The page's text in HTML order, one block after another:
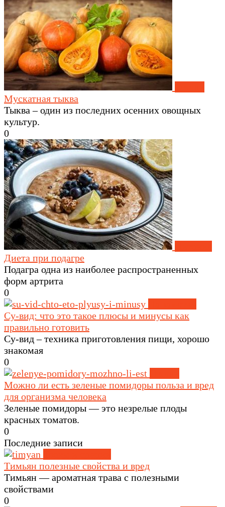
Мускатная тыква
Тыква – один из последних осенних овощных
культур.
0
Диета при подагре
Подагра одна из наиболее распространенных
форм артрита
0
Су-вид: что это такое плюсы и минусы как
правильно готовить
Су-вид – техника приготовления пищи, хорошо
знакомая
0
Можно ли есть зеленые помидоры польза и вред
для организма человека
Зеленые помидоры — это незрелые плоды
красных томатов.
0
Последние записи
Тимьян полезные свойства и вред
Тимьян — ароматная трава с полезными
свойствами
0